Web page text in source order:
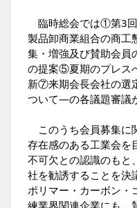
臨時総会では①第3
製品卸商業組合の商
集・増強及び賛助会
の提案⑤夏期のプレス
新⑦来期会長会社の選
ついて―の各議題審議
このうち会員募集に
存在感のある工業会を
不可欠との認識のもと
社を勧誘することを決
ポリマー・カーボン・
練業界関連企業にも、